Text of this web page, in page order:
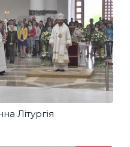
Літургія